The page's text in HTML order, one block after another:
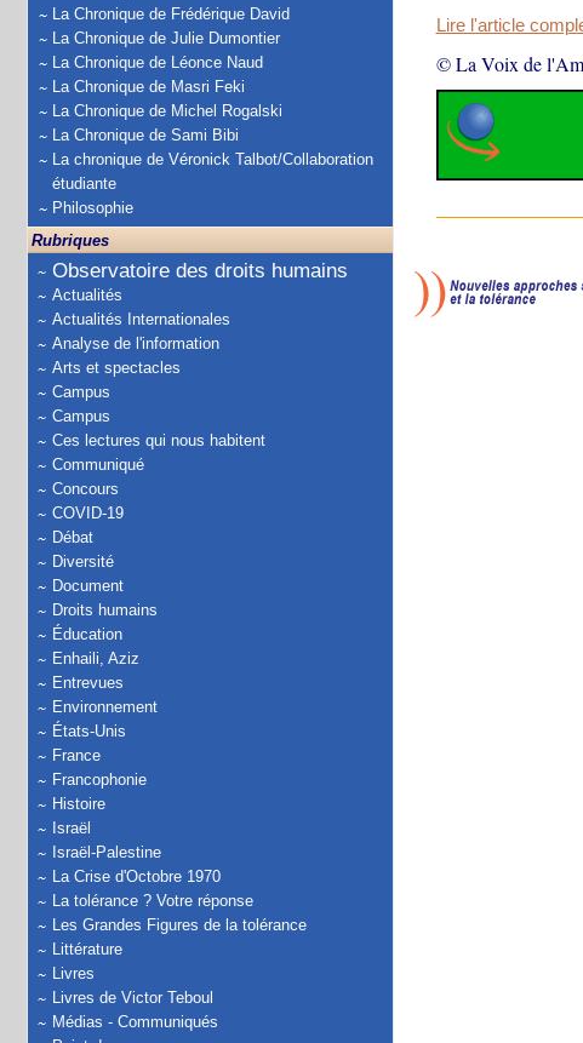
La Chronique de Frédérique David
La Chronique de Julie Dumontier
La Chronique de Léonce Naud
La Chronique de Masri Feki
La Chronique de Michel Rogalski
La Chronique de Sami Bibi
La chronique de Véronick Talbot/Collaboration
étudiante
Philosophie
Rubriques
Observatoire des droits humains
Actualités
Actualités Internationales
Analyse de l'information
Arts et spectacles
Campus
Campus
Ces lectures qui nous habitent
Communiqué
Concours
COVID-19
Débat
Diversité
Document
Droits humains
Éducation
Enhaili, Aziz
Entrevues
Environnement
États-Unis
France
Francophonie
Histoire
Israël
Israël-Palestine
La Crise d'Octobre 1970
La tolérance ? Votre réponse
Les Grandes Figures de la tolérance
Littérature
Livres
Livres de Victor Teboul
Médias - Communiqués
Lire l'article
© La Voix de